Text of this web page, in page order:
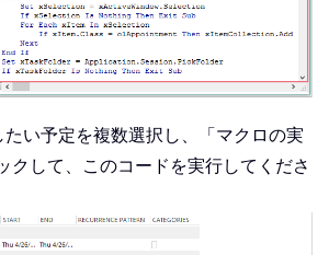
い予定を複数選択し、「マクロの実
クして、このコードを実行してくださ